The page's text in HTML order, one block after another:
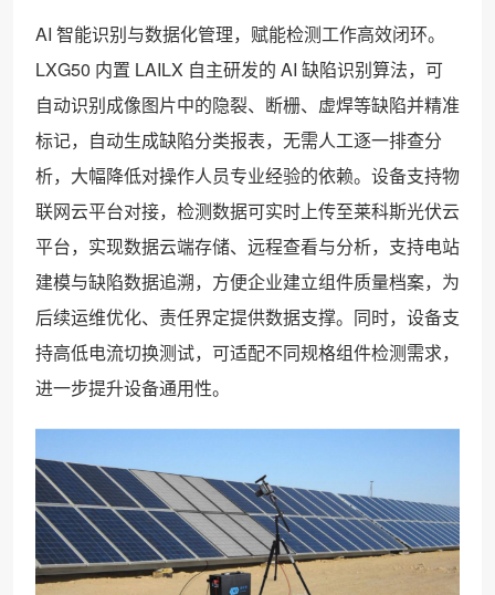
AI 智能识别与数据化管理，赋能检测工作高效闭环。
LXG50 内置 LAILX 自主研发的 AI 缺陷识别算法，可
自动识别成像图片中的隐裂、断栅、虚焊等缺陷并精准
标记，自动生成缺陷分类报表，无需人工逐一排查分
析，大幅降低对操作人员专业经验的依赖。设备支持物
联网云平台对接，检测数据可实时上传至莱科斯光伏云
平台，实现数据云端存储、远程查看与分析，支持电站
建模与缺陷数据追溯，方便企业建立组件质量档案，为
后续运维优化、责任界定提供数据支撑。同时，设备支
持高低电流切换测试，可适配不同规格组件检测需求，
进一步提升设备通用性。